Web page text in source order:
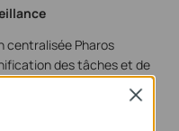
centralisée Pharos
des tâches et de
se trouve derrière un
Close